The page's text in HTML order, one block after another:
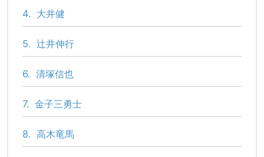
4. 大井健
5. 辻井伸行
6. 清塚信也
7. 金子三勇士
8. 高木竜馬